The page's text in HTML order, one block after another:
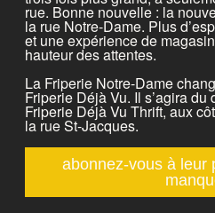
rue. Bonne nouvelle : la
la rue Notre-Dame. Plus
et une expérience de
hauteur des attentes.
La Friperie Notre-Dame
Friperie Déjà Vu. Il s’agira
Friperie Déjà Vu Thrift, aux
la rue St-Jacques.
abonnez-vous à leur